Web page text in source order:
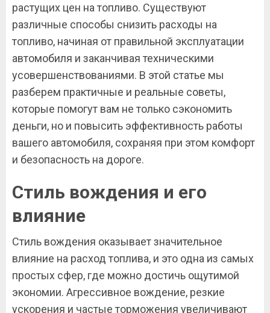
растущих цен на топливо. Существуют
различные способы снизить расходы на
топливо, начиная от правильной эксплуатации
автомобиля и заканчивая техническими
усовершенствованиями. В этой статье мы
разберем практичные и реальные советы,
которые помогут вам не только сэкономить
деньги, но и повысить эффективность работы
вашего автомобиля, сохраняя при этом комфорт
и безопасность на дороге.
Стиль вождения и его
влияние
Стиль вождения оказывает значительное
влияние на расход топлива, и это одна из самых
простых сфер, где можно достичь ощутимой
экономии. Агрессивное вождение, резкие
ускорения и частые торможения увеличивают